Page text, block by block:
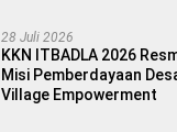
28 Juli 2026
KKN ITBADLA 2026
Misi Pemberdayaan
Village Empowerment